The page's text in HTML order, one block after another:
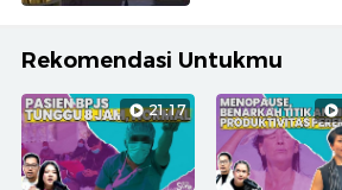
Rekomendasi Untukmu
21:17